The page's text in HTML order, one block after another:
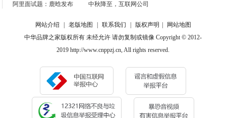
阿里面试题：鹿晗发布 中秋降至，互联网公司
网站介绍 老版地图 联系我们 版权声明
网站地图
中华品牌之家版权所有 未经允许 请勿复制或镜像 Copyright © 2012-
2019 http://www.cnppzj.cn, All rights reserved.